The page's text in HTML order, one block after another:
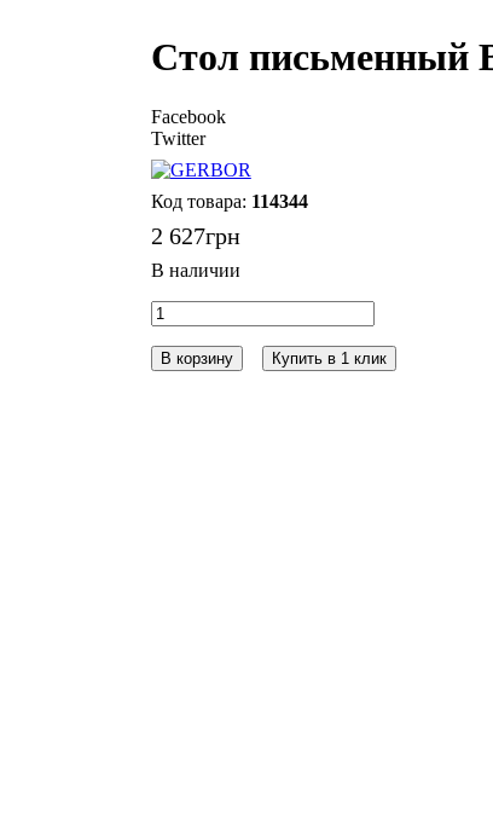
Стол письменный
Facebook
Twitter
114344
2 627грн
В корзину Купить в 1 клик